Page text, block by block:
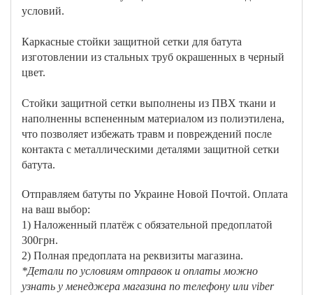
условий.
Каркасные стойки защитной сетки для батута
изготовлении из стальных труб окрашенных в черный
цвет.
Стойки защитной сетки выполнены из ПВХ ткани и
наполненны вспененным материалом из полиэтилена,
что позволяет избежать травм и повреждений после
контакта с металлическими деталями защитной сетки
батута.
Отправляем батуты по Украине Новой Почтой. Оплата
на ваш выбор:
1) Наложенный платёж с обязательной предоплатой
300грн.
2) Полная предоплата на реквизиты магазина.
*Детали по условиям отправок и оплаты можно
узнать у менеджера магазина по телефону или viber